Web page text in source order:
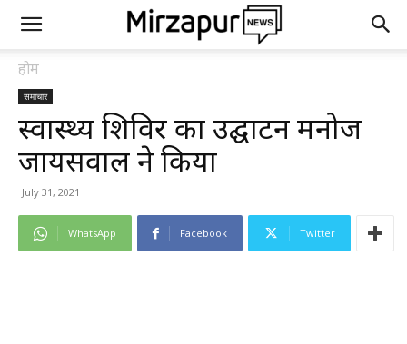
होम
समाचार
स्वास्थ्य शिविर का उद्घाटन मनोज
जायसवाल ने किया
July 31, 2021
WhatsApp Facebook Twitter